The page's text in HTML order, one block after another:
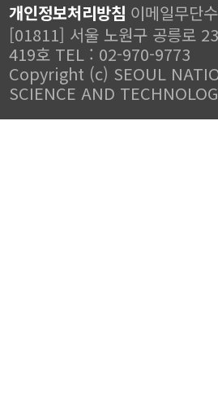
개인정보처리방침 이메일무단
[01811] 서울 노원구 공릉로
419호 TEL : 02-970-9773
Copyright (c) SEOUL
SCIENCE AND